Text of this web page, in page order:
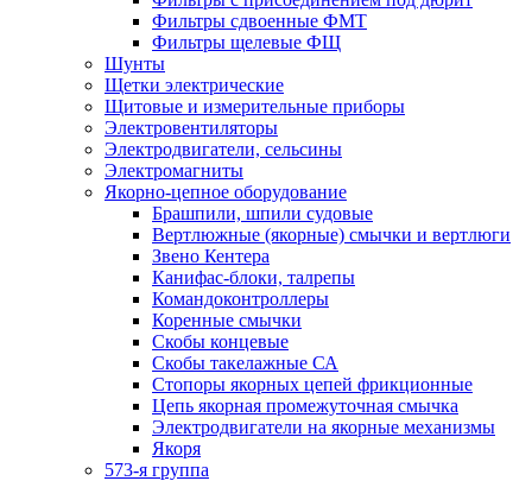
Фильтры сдвоенные ФМТ
Фильтры щелевые ФЩ
Шунты
Щетки электрические
Щитовые и измерительные приборы
Электровентиляторы
Электродвигатели, сельсины
Электромагниты
Якорно-цепное оборудование
Брашпили, шпили судовые
Вертлюжные (якорные) смычки и вертлюги
Звено Кентера
Канифас-блоки, талрепы
Командоконтроллеры
Коренные смычки
Скобы концевые
Скобы такелажные СА
Стопоры якорных цепей фрикционные
Цепь якорная промежуточная смычка
Электродвигатели на якорные механизмы
Якоря
573-я группа